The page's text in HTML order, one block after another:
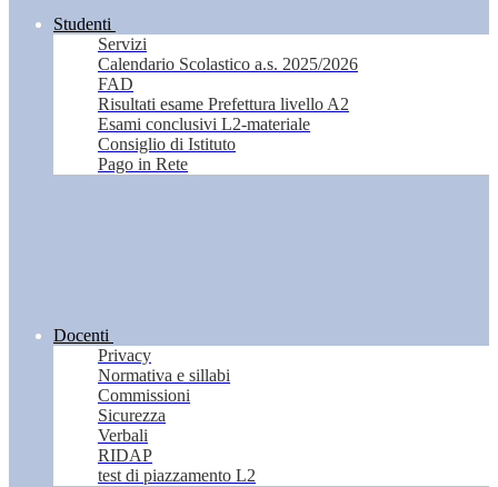
Studenti
Servizi
Calendario Scolastico a.s. 2025/2026
FAD
Risultati esame Prefettura livello A2
Esami conclusivi L2-materiale
Consiglio di Istituto
Pago in Rete
Docenti
Privacy
Normativa e sillabi
Commissioni
Sicurezza
Verbali
RIDAP
test di piazzamento L2